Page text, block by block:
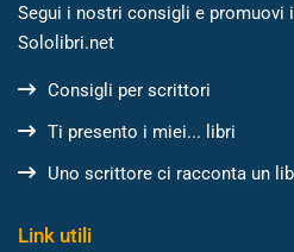
Segui i nostri consigli e promuovi
Sololibri.net
Consigli per scrittori
Ti presento i miei... libri
Uno scrittore ci racconta un
Link utili